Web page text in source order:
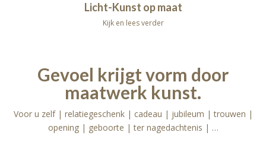
Licht-Kunst op maat
Kijk en lees verder
Gevoel krijgt vorm door
maatwerk kunst.
Voor u zelf | relatiegeschenk | cadeau | jubileum | trouwen |
opening | geboorte | ter nagedachtenis | …